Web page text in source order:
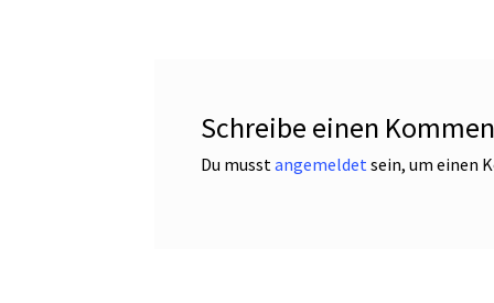
Schreibe einen
Du musst angemeldet sein, um einen